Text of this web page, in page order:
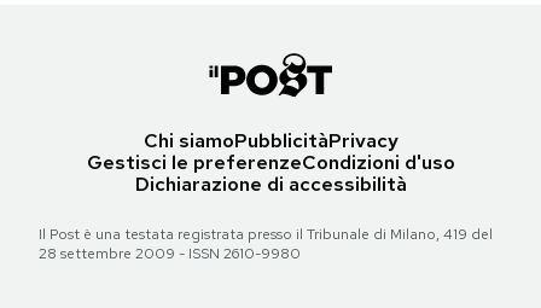
Chi siamoPubblicitàPrivacy
Gestisci le preferenzeCondizioni d'uso
Dichiarazione di accessibilità
Il Post è una testata registrata presso il Tribunale di Milano, 419 del
28 settembre 2009 - ISSN 2610-9980